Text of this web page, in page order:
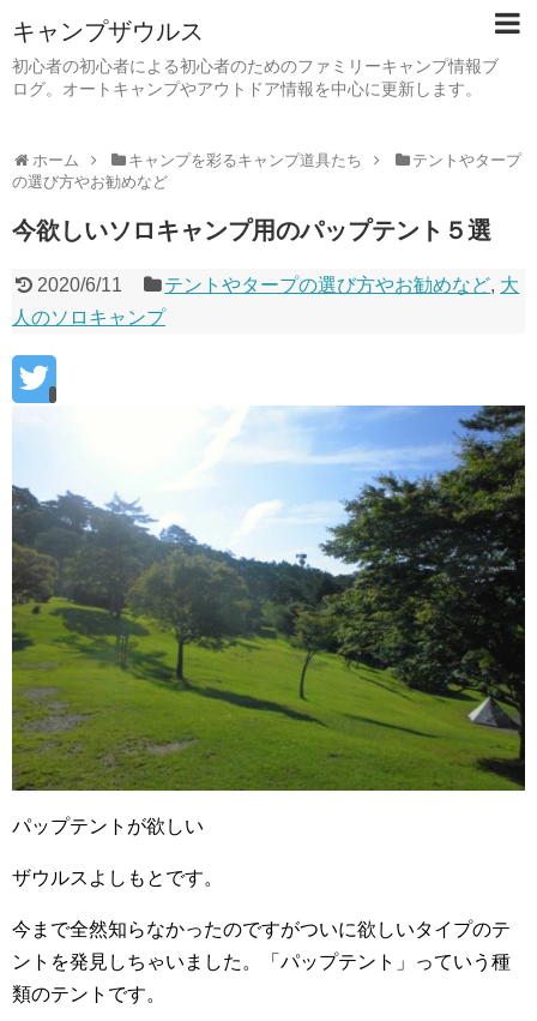
キャンプザウルス
初心者の初心者による初心者のためのファミリーキャンプ情報ブ
ログ。オートキャンプやアウトドア情報を中心に更新します。
ホーム キャンプを彩るキャンプ道具たち
テントやタープ
の選び方やお勧めなど
今欲しいソロキャンプ用のパップテント５選
2020/6/11 テントやタープの選び方やお勧めなど, 大
人のソロキャンプ
パップテントが欲しい
ザウルスよしもとです。
今まで全然知らなかったのですがついに欲しいタイプのテ
ントを発見しちゃいました。「パップテント」っていう種
類のテントです。